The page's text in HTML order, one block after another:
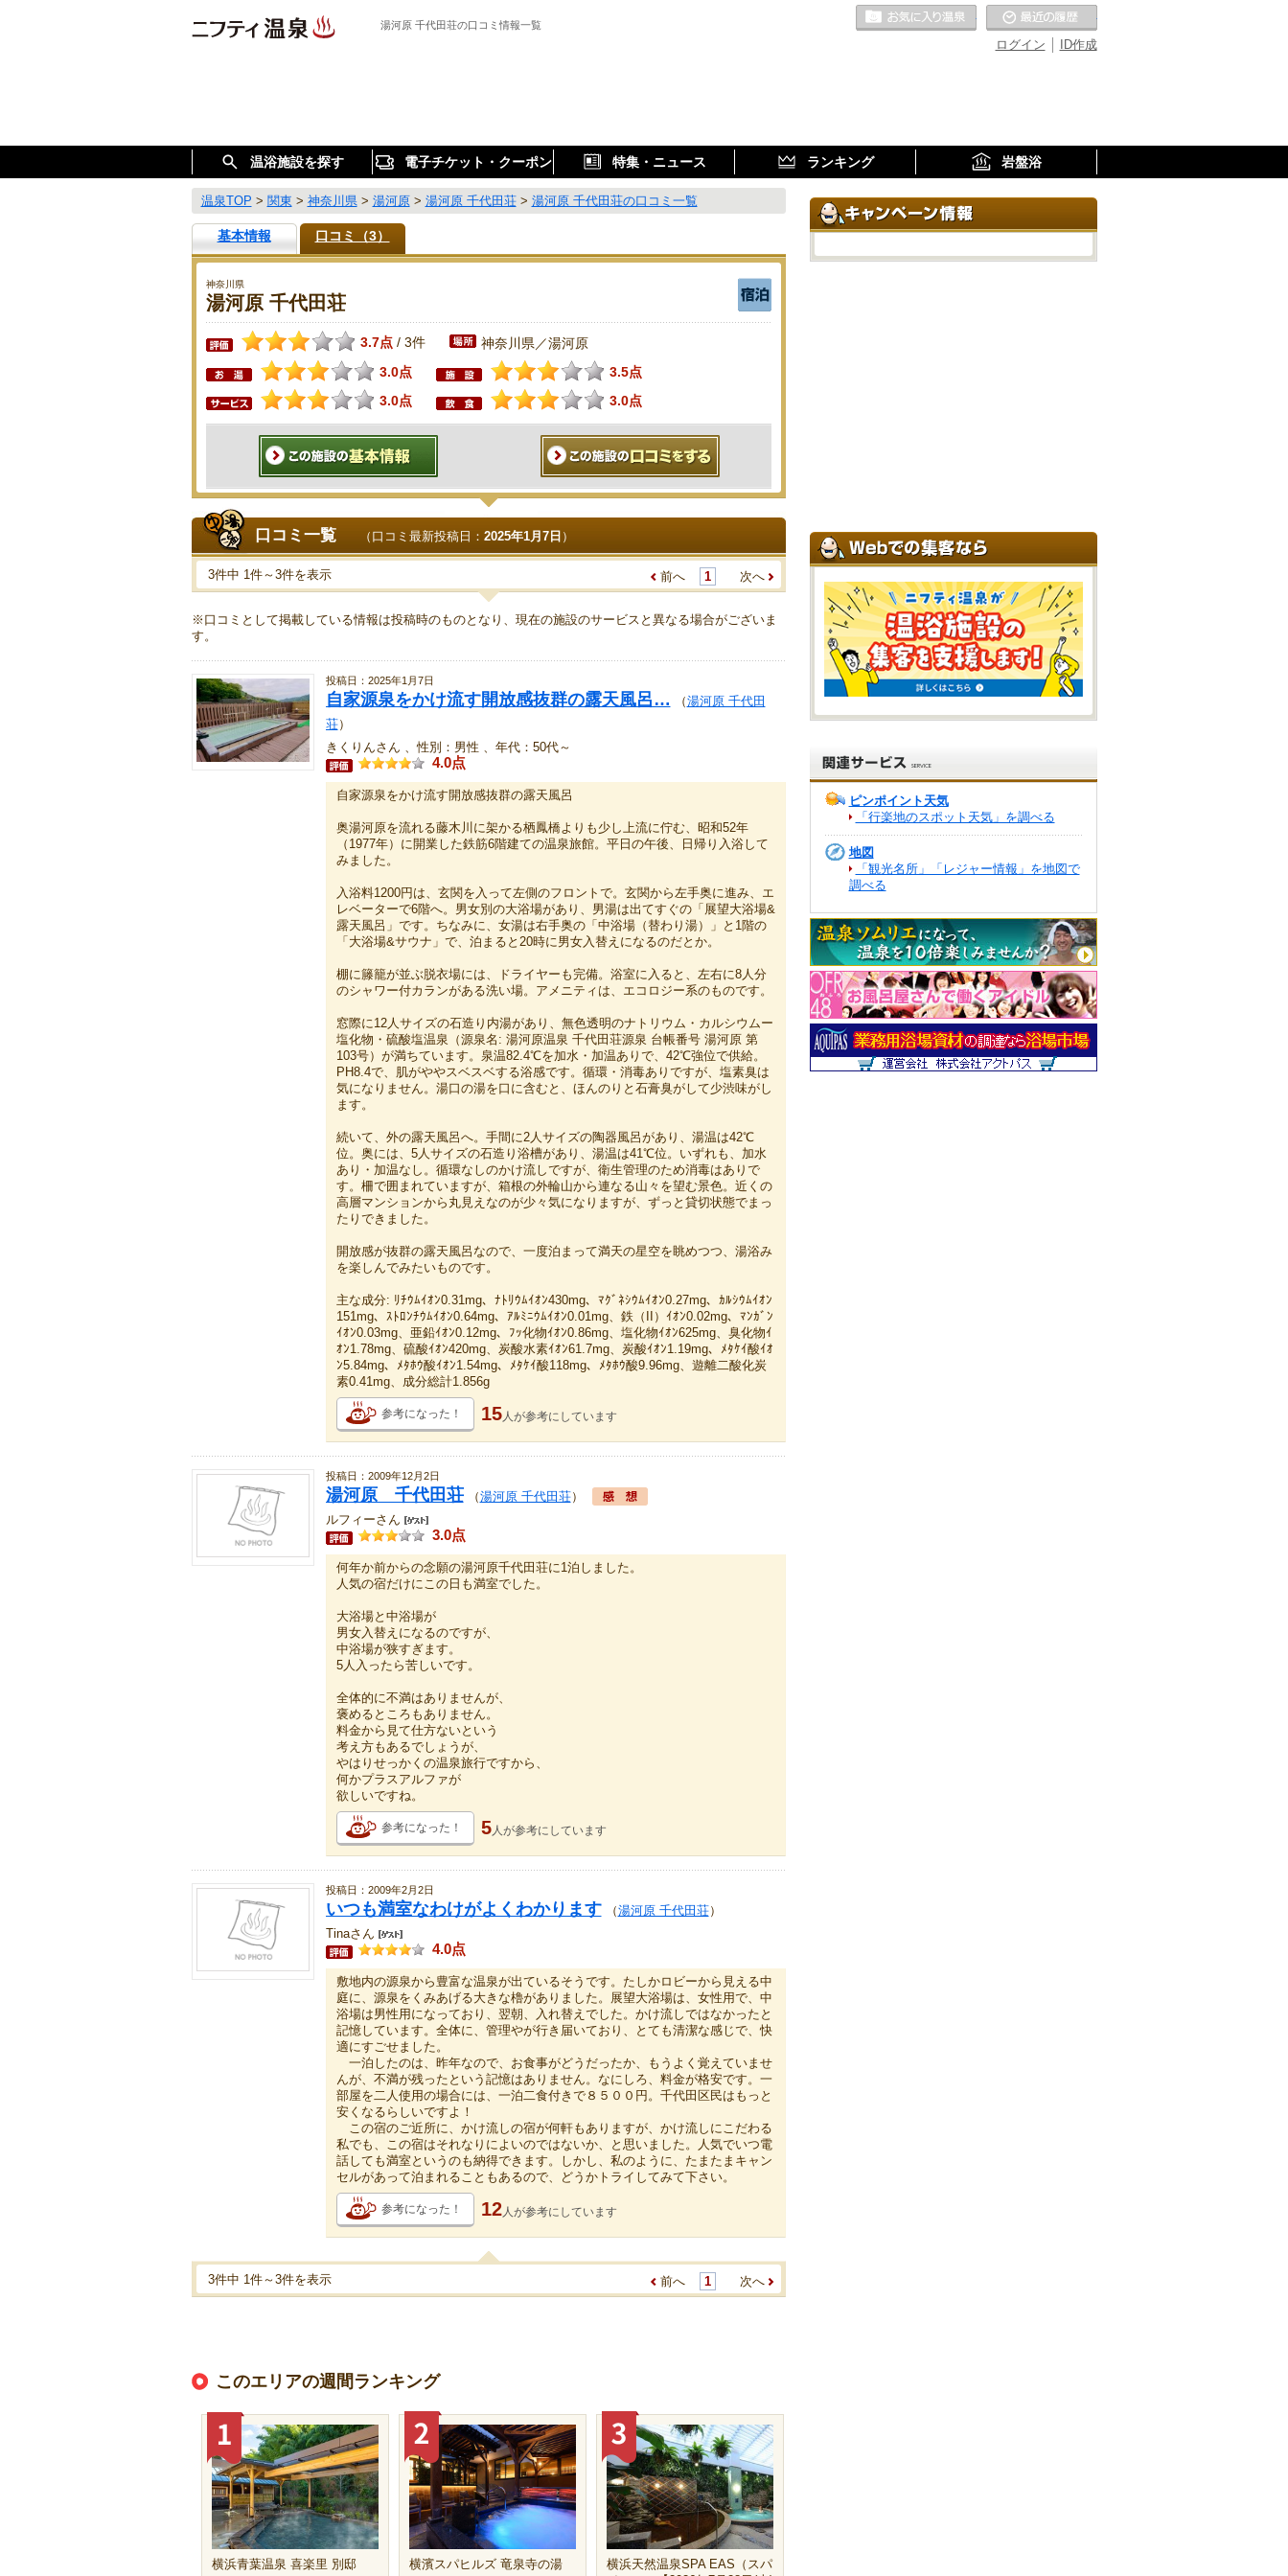
湯河原 千代田荘の口コミ情報一覧
ID作成
ログイン
お気に入りの温泉
温浴施設を探す 電子チケット・クーポン 特集・ニュース ランキング 岩盤浴
温泉TOP > 関東 > 神奈川県> 湯河原> 湯河原 千代田荘> 湯河原 千代田荘の口コミ一覧
基本情報 口コミ（3）
神奈川県
湯河原 千代田荘
3.7点 / 3件 神奈川県／湯河原
3.0点
3.5点
3.0点
3.0点
口コミ一覧 （口コミ最新投稿日： 2025年1月7日 ）
3件中 1件～3件を表示 前へ 1 次へ
※口コミとして掲載している情報は投稿時のものとなり、現在の施設のサービスと異なる場合がございま
す。
投稿日：2025年1月7日
自家源泉をかけ流す開放感抜群の露天風呂… （湯河原 千代田
荘）
きくりんさん 、性別：男性 、年代：50代～
4.0点
自家源泉をかけ流す開放感抜群の露天風呂
奥湯河原を流れる藤木川に架かる栖鳳橋よりも少し上流に佇む、昭和52年
（1977年）に開業した鉄筋6階建ての温泉旅館。平日の午後、日帰り入浴して
みました。
入浴料1200円は、玄関を入って左側のフロントで。玄関から左手奥に進み、エ
レベーターで6階へ。男女別の大浴場があり、男湯は出てすぐの「展望大浴場&
露天風呂」です。ちなみに、女湯は右手奥の「中浴場（替わり湯）」と1階の
「大浴場&サウナ」で、泊まると20時に男女入替えになるのだとか。
棚に籐籠が並ぶ脱衣場には、ドライヤーも完備。浴室に入ると、左右に8人分
のシャワー付カランがある洗い場。アメニティは、エコロジー系のものです。
窓際に12人サイズの石造り内湯があり、無色透明のナトリウム・カルシウムー
塩化物・硫酸塩温泉（源泉名: 湯河原温泉 千代田荘源泉 台帳番号 湯河原 第
103号）が満ちています。泉温82.4℃を加水・加温ありで、42℃強位で供給。
PH8.4で、肌がややスベスベする浴感です。循環・消毒ありですが、塩素臭は
気になりません。湯口の湯を口に含むと、ほんのりと石膏臭がして少渋味がし
ます。
続いて、外の露天風呂へ。手間に2人サイズの陶器風呂があり、湯温は42℃
位。奥には、5人サイズの石造り浴槽があり、湯温は41℃位。いずれも、加水
あり・加温なし。循環なしのかけ流しですが、衛生管理のため消毒はありで
す。柵で囲まれていますが、箱根の外輪山から連なる山々を望む景色。近くの
高層マンションから丸見えなのが少々気になりますが、ずっと貸切状態でまっ
たりできました。
開放感が抜群の露天風呂なので、一度泊まって満天の星空を眺めつつ、湯浴み
を楽しんでみたいものです。
主な成分: ﾘﾁｳﾑｲｵﾝ0.31mg、ﾅﾄﾘｳﾑｲｵﾝ430mg、ﾏｸﾞﾈｼｳﾑｲｵﾝ0.27mg、ｶﾙｼｳﾑｲｵﾝ
151mg、ｽﾄﾛﾝﾁｳﾑｲｵﾝ0.64mg、ｱﾙﾐﾆｳﾑｲｵﾝ0.01mg、鉄（II）ｲｵﾝ0.02mg、ﾏﾝｶﾞﾝ
ｲｵﾝ0.03mg、亜鉛ｲｵﾝ0.12mg、ﾌｯ化物ｲｵﾝ0.86mg、塩化物ｲｵﾝ625mg、臭化物ｲ
ｵﾝ1.78mg、硫酸ｲｵﾝ420mg、炭酸水素ｲｵﾝ61.7mg、炭酸ｲｵﾝ1.19mg、ﾒﾀｹｲ酸ｲｵ
ﾝ5.84mg、ﾒﾀﾎｳ酸ｲｵﾝ1.54mg、ﾒﾀｹｲ酸118mg、ﾒﾀﾎｳ酸9.96mg、遊離二酸化炭
素0.41mg、成分総計1.856g
参考になった！ 15人が参考にしています
投稿日：2009年12月2日
湯河原 千代田荘（湯河原 千代田荘）
ルフィーさん
3.0点
何年か前からの念願の湯河原千代田荘に1泊しました。
人気の宿だけにこの日も満室でした。
大浴場と中浴場が
男女入替えになるのですが、
中浴場が狭すぎます。
5人入ったら苦しいです。
全体的に不満はありませんが、
褒めるところもありません。
料金から見て仕方ないという
考え方もあるでしょうが、
やはりせっかくの温泉旅行ですから、
何かプラスアルファが
欲しいですね。
参考になった！ 5人が参考にしています
投稿日：2009年2月2日
いつも満室なわけがよくわかります（湯河原 千代田荘）
Tinaさん
4.0点
敷地内の源泉から豊富な温泉が出ているそうです。たしかロビーから見える中
庭に、源泉をくみあげる大きな櫓がありました。展望大浴場は、女性用で、中
浴場は男性用になっており、翌朝、入れ替えでした。かけ流しではなかったと
記憶しています。全体に、管理やが行き届いており、とても清潔な感じで、快
適にすごせました。
一泊したのは、昨年なので、お食事がどうだったか、もうよく覚えていませ
んが、不満が残ったという記憶はありません。なにしろ、料金が格安です。一
部屋を二人使用の場合には、一泊二食付きで８５００円。千代田区民はもっと
安くなるらしいですよ！
この宿のご近所に、かけ流しの宿が何軒もありますが、かけ流しにこだわる
私でも、この宿はそれなりによいのではないか、と思いました。人気でいつ電
話しても満室というのも納得できます。しかし、私のように、たまたまキャン
セルがあって泊まれることもあるので、どうかトライしてみて下さい。
参考になった！ 12人が参考にしています
3件中 1件～3件を表示 前へ 1 次へ
このエリアの週間ランキング
横浜青葉温泉 喜楽里 別邸 横濱スパヒルズ 竜泉寺の湯
横浜天然温泉SPA EAS（スパ
ピンポイント天気
「行楽地のスポット天気」を調べる
地図
「観光名所」「レジャー情報」を地図で
調べる